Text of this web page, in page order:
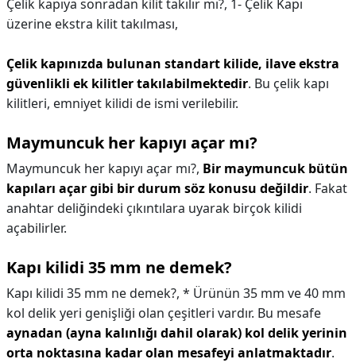
Çelik kapıya sonradan kilit takılır mı?, 1- Çelik Kapı
üzerine ekstra kilit takılması,
Çelik kapınızda bulunan standart kilide, ilave ekstra
güvenlikli ek kilitler takılabilmektedir. Bu çelik kapı
kilitleri, emniyet kilidi de ismi verilebilir.
Maymuncuk her kapıyı açar mı?
Maymuncuk her kapıyı açar mı?, Bir maymuncuk bütün
kapıları açar gibi bir durum söz konusu değildir. Fakat
anahtar deliğindeki çıkıntılara uyarak birçok kilidi
açabilirler.
Kapı kilidi 35 mm ne demek?
Kapı kilidi 35 mm ne demek?, * Ürünün 35 mm ve 40 mm
kol delik yeri genişliği olan çeşitleri vardır. Bu mesafe
aynadan (ayna kalınlığı dahil olarak) kol delik yerinin
orta noktasına kadar olan mesafeyi anlatmaktadır.